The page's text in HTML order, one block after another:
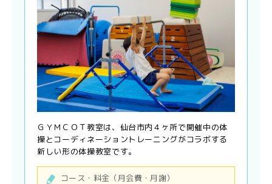
ＧＹＭＣＯＴ教室は、仙台市内４ヶ所で開催中の体
操とコーディネーショントレーニングがコラボする
新しい形の体操教室です。
コース・料金（月会費・月謝）